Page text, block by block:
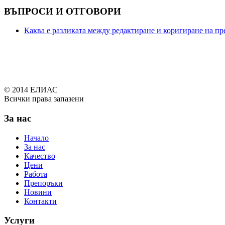
ВЪПРОСИ И ОТГОВОРИ
Каква е разликата между редактиране и коригиране на
© 2014 ЕЛИАС
Всички права запазени
mg
За нас
Начало
За нас
Качество
Цени
Работа
Препоръки
Новини
Контакти
Услуги